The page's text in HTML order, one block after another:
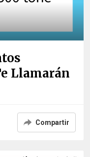
Llamarán
Compartir